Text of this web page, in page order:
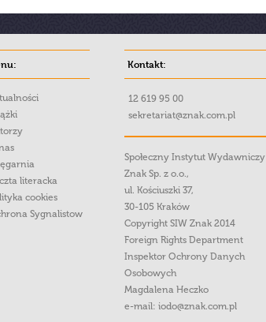
literacka
cookies
Sygnalistow
Kontakt:
12 619 95 00
sekretariat@znak.com.pl
Społeczny Instytut Wydawniczy
Znak Sp. z o.o.,
ul. Kościuszki 37,
30-105 Kraków
Copyright SIW Znak 2014
Foreign Rights Department
Inspektor Ochrony Danych
Osobowych
Magdalena Heczko
e-mail: iodo@znak.com.pl